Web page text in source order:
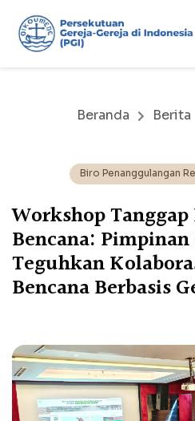
Beranda Berita
Biro Penanggulangan
Workshop
Bencana:
Teguhkan
Bencana Berbasis